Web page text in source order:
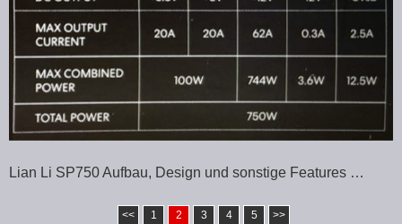
Lian Li SP750 Aufbau, Design und sonstige Features …
<< 1 2 3 4 5 >>